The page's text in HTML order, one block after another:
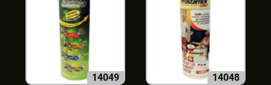
14049 14048